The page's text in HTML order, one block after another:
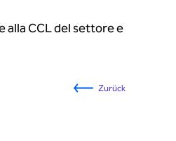
alla CCL del settore e
Zurück